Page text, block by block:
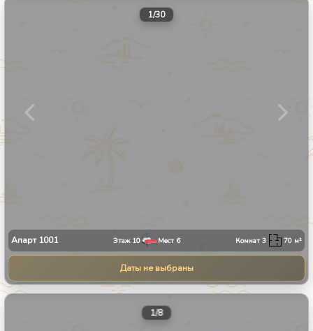
1/30
Апарт 1001 Этаж 10 Мест 6 Комнат3 70 м²
Даты не выбраны
1/8